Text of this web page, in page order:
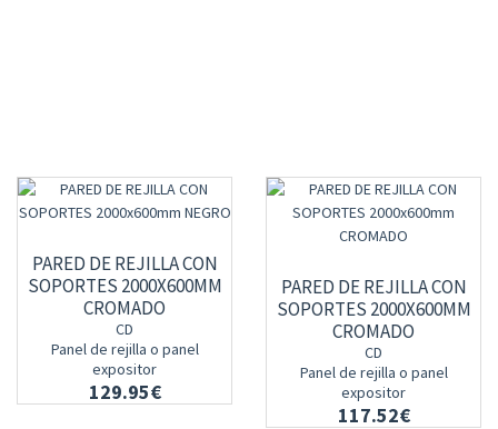
PARED DE REJILLA CON
SOPORTES 2000X600MM
CROMADO
CD
Panel de rejilla o panel
expositor
129.95€
PARED DE REJILLA CON
SOPORTES 2000X600MM
CROMADO
CD
Panel de rejilla o panel
expositor
117.52€